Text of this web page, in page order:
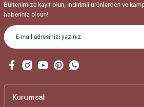
Bültenimize kayıt olun, indirimli ürünlerden ve
haberiniz olsun!
Kurumsal